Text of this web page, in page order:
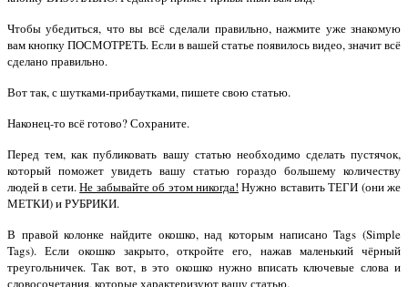
Чтобы убедиться, что вы всё сделали правильно, нажмите уже знакомую
вам кнопку ПОСМОТРЕТЬ. Если в вашей статье появилось видео, значит всё
сделано правильно.
Вот так, с шутками-прибаутками, пишете свою статью.
Наконец-то всё готово? Сохраните.
Перед тем, как публиковать вашу статью необходимо сделать пустячок,
который поможет увидеть вашу статью гораздо большему количеству
людей в сети.Не забывайте об этом никогда! Нужно вставить ТЕГИ (они же
МЕТКИ) и РУБРИКИ.
В правой колонке найдите окошко, над которым написано Tags (Simple
Tags). Если окошко закрыто, откройте его, нажав маленький чёрный
треугольничек. Так вот, в это окошко нужно вписать ключевые слова и
словосочетания, которые характеризуют вашу статью.